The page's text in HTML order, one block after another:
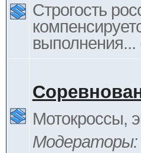
Строгость
выполнения...
Мотокроссы,
Модераторы: